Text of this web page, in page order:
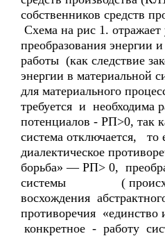
собственников средств
Схема на рис 1. отражает
преобразования энергии
работы (как следствие
энергии в материальной
для материального
требуется и необходима
потенциалов - РП>0, так
система отключается, то
диалектическое
борьба» — РП> 0,
системы (
восхождения
противоречия «единство
конкретное - работу